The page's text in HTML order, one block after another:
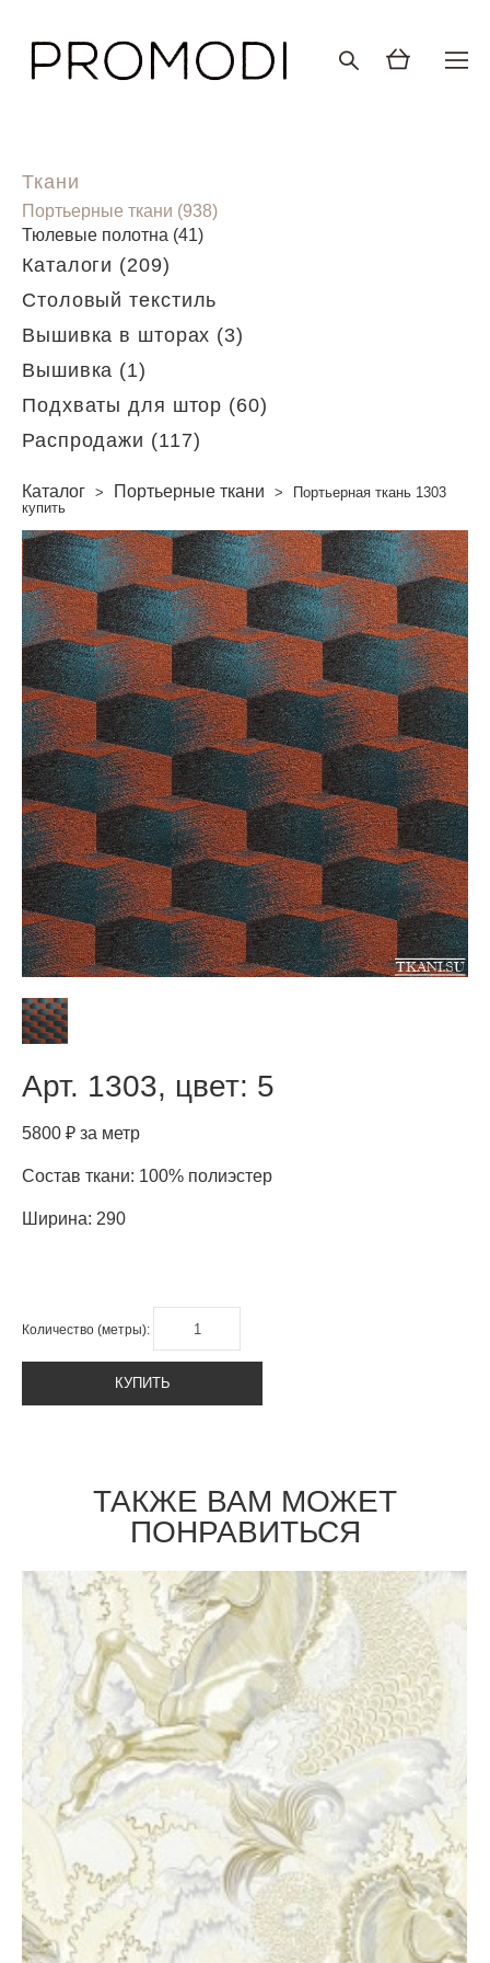
Ткани
Портьерные ткани (938)
Тюлевые полотна (41)
Каталоги (209)
Столовый текстиль
Вышивка в шторах (3)
Вышивка (1)
Подхваты для штор (60)
Распродажи (117)
Каталог > Портьерные ткани >
Портьерная ткань 1303
купить
Арт. 1303, цвет: 5
5800 ₽ за метр
Состав ткани: 100% полиэстер
Ширина: 290
Количество (метры):
КУПИТЬ
ТАКЖЕ ВАМ МОЖЕТ
ПОНРАВИТЬСЯ